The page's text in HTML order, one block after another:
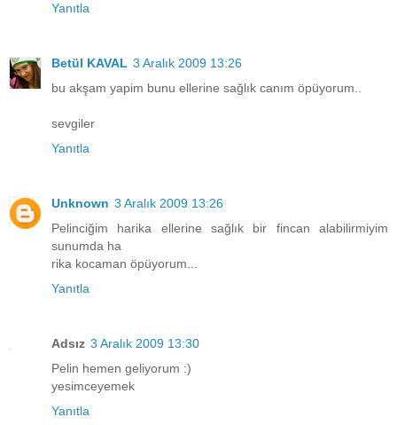
Yanıtla
Betül KAVAL 3 Aralık 2009 13:26
bu akşam yapim bunu ellerine sağlık canım öpüyorum..
sevgiler
Yanıtla
Unknown 3 Aralık 2009 13:26
Pelinciğim harika ellerine sağlık bir fincan alabilirmiyim
sunumda ha
rika kocaman öpüyorum...
Yanıtla
Adsız 3 Aralık 2009 13:30
Pelin hemen geliyorum :)
yesimceyemek
Yanıtla